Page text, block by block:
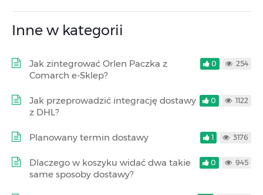
Inne w kategorii
Jak zintegrować Orlen Paczka z
Comarch e-Sklep?
0 254
Jak przeprowadzić integrację dostawy
z DHL?
0 1122
Planowany termin dostawy 1 3176
Dlaczego w koszyku widać dwa takie
same sposoby dostawy?
0 945